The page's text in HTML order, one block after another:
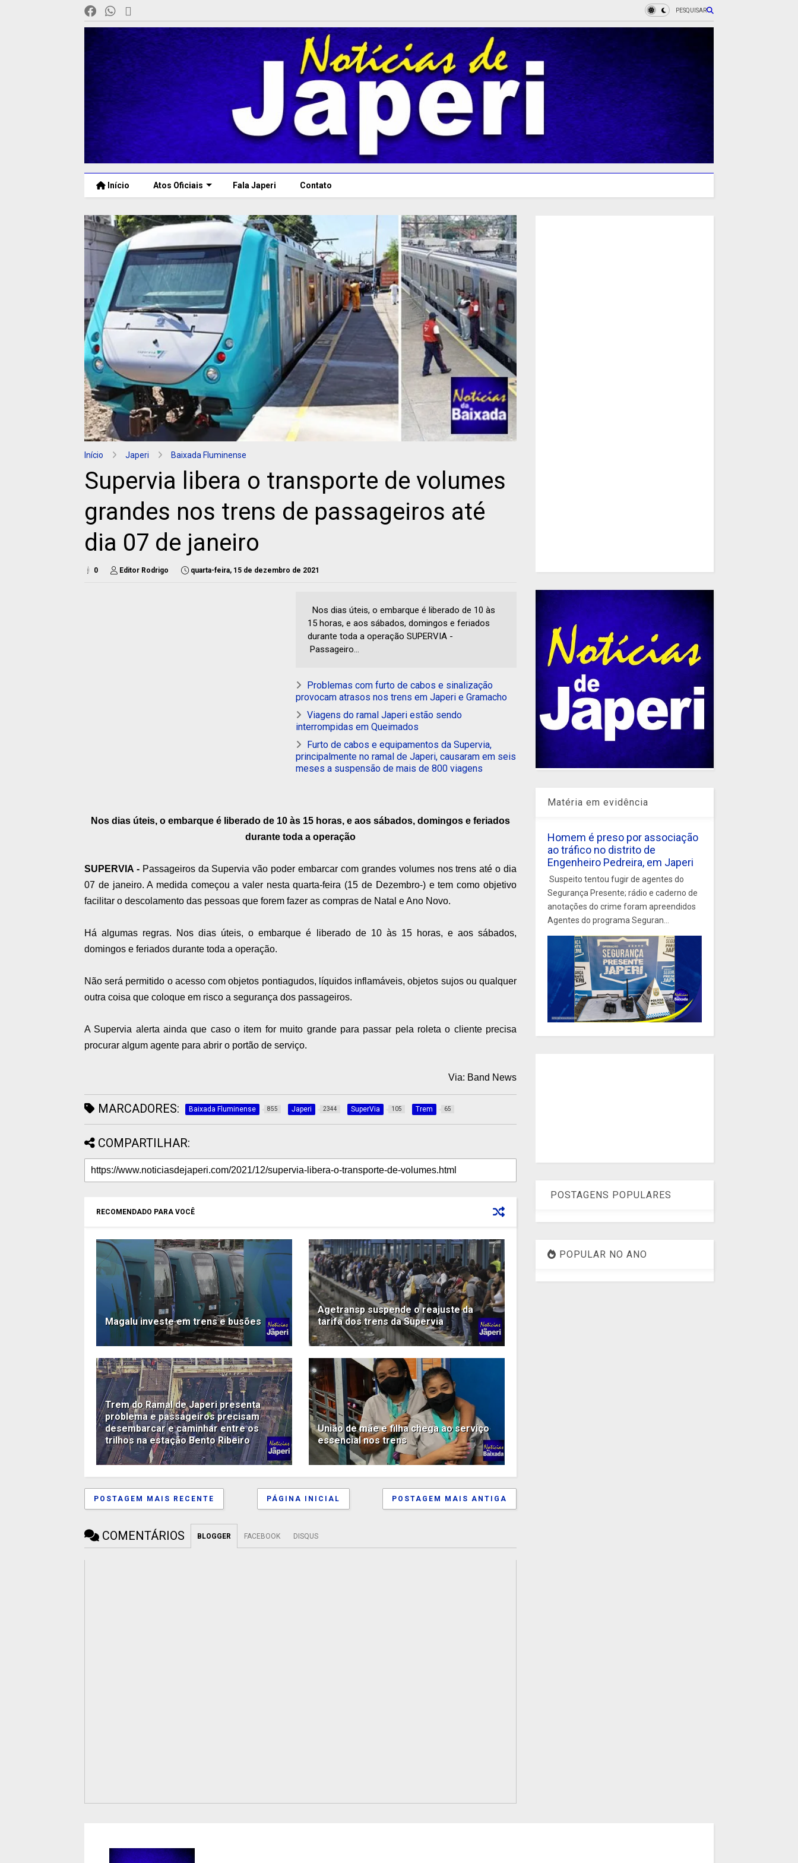
PESQUISAR
Início Atos Oficiais Fala Japeri Contato
Início Japeri Baixada Fluminense
Supervia libera o transporte de volumes
grandes nos trens de passageiros até
dia 07 de janeiro
0 Editor Rodrigo quarta-feira, 15 de dezembro de 2021
Nos dias úteis, o embarque é liberado de 10 às
15 horas, e aos sábados, domingos e feriados
durante toda a operação SUPERVIA -
Passageiro...
Problemas com furto de cabos e sinalização
provocam atrasos nos trens em Japeri e Gramacho
Viagens do ramal Japeri estão sendo
interrompidas em Queimados
Furto de cabos e equipamentos da Supervia,
principalmente no ramal de Japeri, causaram em seis
meses a suspensão de mais de 800 viagens
Nos dias úteis, o embarque é liberado de 10 às 15 horas, e aos sábados, domingos e feriados
durante toda a operação
SUPERVIA -Passageiros da Supervia vão poder embarcar com grandes volumes nos trens até o dia
07 de janeiro. A medida começou a valer nesta quarta-feira (15 de Dezembro-) e tem como objetivo
facilitar o descolamento das pessoas que forem fazer as compras de Natal e Ano Novo.
Há algumas regras. Nos dias úteis, o embarque é liberado de 10 às 15 horas, e aos sábados,
domingos e feriados durante toda a operação.
Não será permitido o acesso com objetos pontiagudos, líquidos inflamáveis, objetos sujos ou qualquer
outra coisa que coloque em risco a segurança dos passageiros.
A Supervia alerta ainda que caso o item for muito grande para passar pela roleta o cliente precisa
procurar algum agente para abrir o portão de serviço.
Via: Band News
MARCADORES: Baixada Fluminense 855 Japeri 2344 SuperVia 105 Trem 65
COMPARTILHAR:
RECOMENDADO PARA VOCÊ
Magalu investe em trens e busões
Agetransp suspende o reajuste da
tarifa dos trens da Supervia
Trem do Ramal de Japeri presenta
problema e passageiros precisam
desembarcar e caminhar entre os
trilhos na estação Bento Ribeiro
União de mãe e filha chega ao serviço
essencial nos trens
POSTAGEM MAIS RECENTE POSTAGEM MAIS ANTIGA
PÁGINA INICIAL
COMENTÁRIOS BLOGGER FACEBOOK DISQUS
Matéria em evidência
Homem é preso por associação
ao tráfico no distrito de
Engenheiro Pedreira, em Japeri
Suspeito tentou fugir de agentes do
Segurança Presente; rádio e caderno de
anotações do crime foram apreendidos
Agentes do programa Seguran...
POSTAGENS POPULARES
POPULAR NO ANO